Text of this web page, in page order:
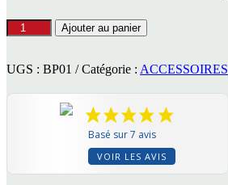
quantité
de
à
LED
Ajouter au panier
UGS : BP01 Catégorie : ACCESSOIRES
Basé sur 7 avis
VOIR LES AVIS